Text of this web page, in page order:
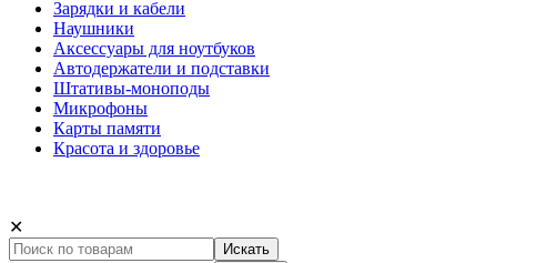
Зарядки и кабели
Наушники
Аксессуары для ноутбуков
Автодержатели и подставки
Штативы-моноподы
Микрофоны
Карты памяти
Красота и здоровье
✕
Искать